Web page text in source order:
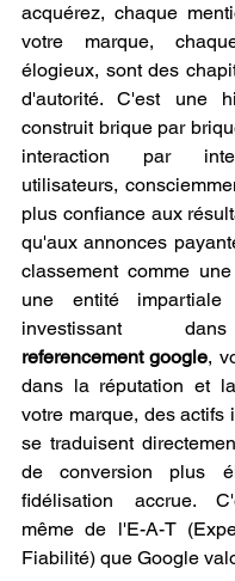
acquérez, chaque
votre marque,
élogieux, sont des
d'autorité. C'est une
construit brique par
interaction par
utilisateurs,
plus confiance aux
qu'aux annonces
classement comme
une entité impartiale
investissant
referencement google,
dans la réputation et
votre marque, des actifs
se traduisent
de conversion plus
fidélisation accrue.
même de l'E-A-T
Fiabilité) que Google